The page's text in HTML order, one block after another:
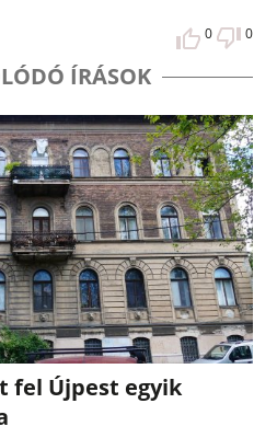
0 0
ÍRÁSOK
fel Újpest egyik